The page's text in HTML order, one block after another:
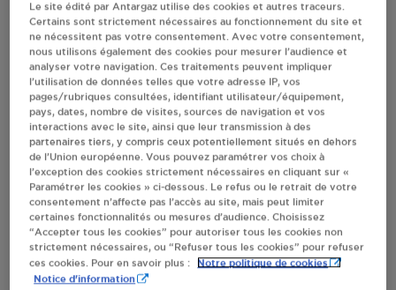
RUE JEAN MOULIN
.
10370VILLENAUXE LA GRANDE
Revendeur de bouteilles de gaz
S'Y RENDRE
AFFICHER LE TÉLÉPHONE
RECEVOIR LES COORDONNÉES DU REVENDEUR
En cliquant sur « S’y rendre », j’autorise le traitement
d’informations (dont mon adresse IP) et leur transfert hors UE
par Google Maps afin d’afficher la carte.
Le site édité par Antargaz utilise des cookies et autres traceurs.
Certains sont strictement nécessaires au fonctionnement du site et
ne nécessitent pas votre consentement. Avec votre consentement,
nous utilisons également des cookies pour mesurer l’audience et
analyser votre navigation. Ces traitements peuvent impliquer
l’utilisation de données telles que votre adresse IP, vos
pages/rubriques consultées, identifiant utilisateur/équipement,
pays, dates, nombre de visites, sources de navigation et vos
interactions avec le site, ainsi que leur transmission à des
partenaires tiers, y compris ceux potentiellement situés en dehors
de l’Union européenne. Vous pouvez paramétrer vos choix à
l’exception des cookies strictement nécessaires en cliquant sur «
Paramétrer les cookies » ci-dessous. Le refus ou le retrait de votre
consentement n’affecte pas l’accès au site, mais peut limiter
certaines fonctionnalités ou mesures d’audience. Choisissez
“Accepter tous les cookies” pour autoriser tous les cookies non
strictement nécessaires, ou “Refuser tous les cookies” pour refuser
ces cookies. Pour en savoir plus :
Notre politique de cookies
Notice d'information